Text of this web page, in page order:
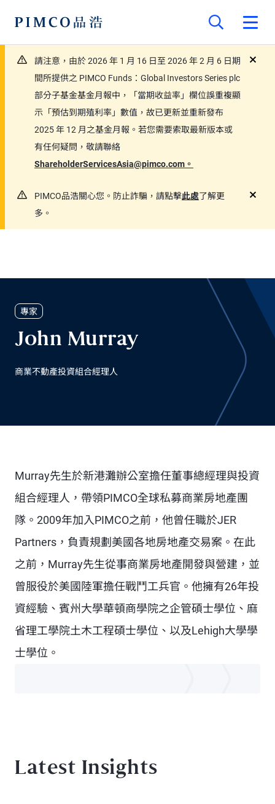
請注意，由於 2026 年 1 月 16 日至 2026 年 2 月 6 日期
間所提供之 PIMCO Funds：Global Investors Series plc
部分子基金基金月報中，「當期收益率」欄位誤重複顯
示「預估到期殖利率」數值，故已更新並重新發布
2025 年 12 月之基金月報。若您需要索取最新版本或
有任何疑問，敬請聯絡
ShareholderServicesAsia@pimco.com。
PIMCO品浩關心您。防止詐騙，請點擊此處了解更
多。
專家
John Murray
商業不動產投資組合經理人
Murray先生於新港灘辦公室擔任董事總經理與投資
組合經理人，帶領PIMCO全球私募商業房地產團
隊。2009年加入PIMCO之前，他曾任職於JER
Partners，負責規劃美國各地房地產交易案。在此
之前，Murray先生從事商業房地產開發與營建，並
曾服役於美國陸軍擔任戰鬥工兵官。他擁有26年投
資經驗、賓州大學華頓商學院之企管碩士學位、麻
省理工學院土木工程碩士學位、以及Lehigh大學學
士學位。
Latest Insights